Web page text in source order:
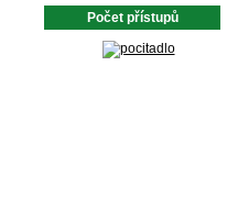
Počet přístupů